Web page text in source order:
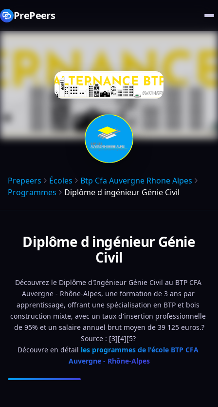
PrePeers
Prepeers Écoles
Btp Cfa Auvergne Rhone Alpes
Programmes
Diplôme d ingénieur Génie Civil
Diplôme d ingénieur Génie
Civil
Découvrez le Diplôme d'Ingénieur Génie Civil au BTP CFA
Auvergne - Rhône-Alpes, une formation de 3 ans par
apprentissage, offrant une spécialisation en BTP et bois
construction mixte, avec un taux d'insertion professionnelle
de 95% et un salaire annuel brut moyen de 39 125 euros.?
Source : [3][4][5?
Découvre en détail les programmes de l'école BTP CFA
Auvergne - Rhône-Alpes